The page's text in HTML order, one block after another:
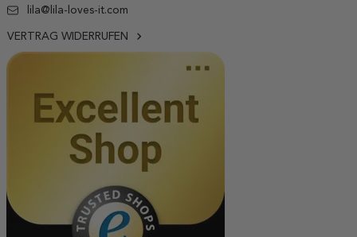
lila@lila-loves-it.com
VERTRAG WIDERRUFEN